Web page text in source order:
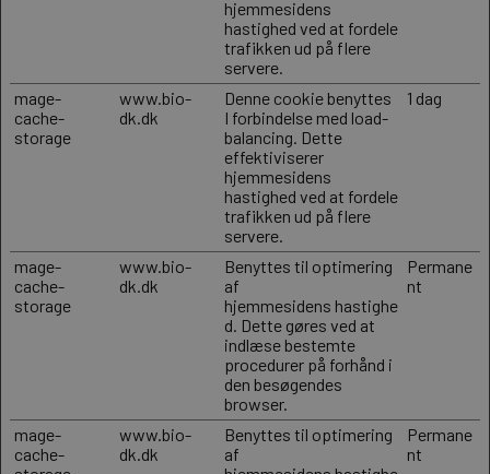
hjemmesidens
hastighed ved at fordele
trafikken ud på flere
servere.
mage-
cache-
storage
www.bio-
dk.dk
Denne cookie benyttes
I forbindelse med load-
balancing. Dette
effektiviserer
hjemmesidens
hastighed ved at fordele
trafikken ud på flere
servere.
1 dag
mage-
cache-
storage
www.bio-
dk.dk
Benyttes til optimering
af
hjemmesidens hastighe
d. Dette gøres ved at
indlæse bestemte
procedurer på forhånd i
den besøgendes
browser.
Permane
nt
mage-
cache-
www.bio-
dk.dk
Benyttes til optimering
af
Permane
nt